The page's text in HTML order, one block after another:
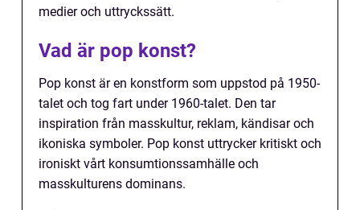
medier och uttryckssätt.
Vad är pop konst?
Pop konst är en konstform som uppstod på 1950-
talet och tog fart under 1960-talet. Den tar
inspiration från masskultur, reklam, kändisar och
ikoniska symboler. Pop konst uttrycker kritiskt och
ironiskt vårt konsumtionssamhälle och
masskulturens dominans.